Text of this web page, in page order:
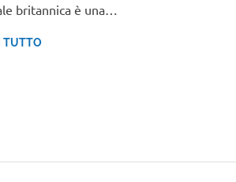
britannica è una…
TUTTO